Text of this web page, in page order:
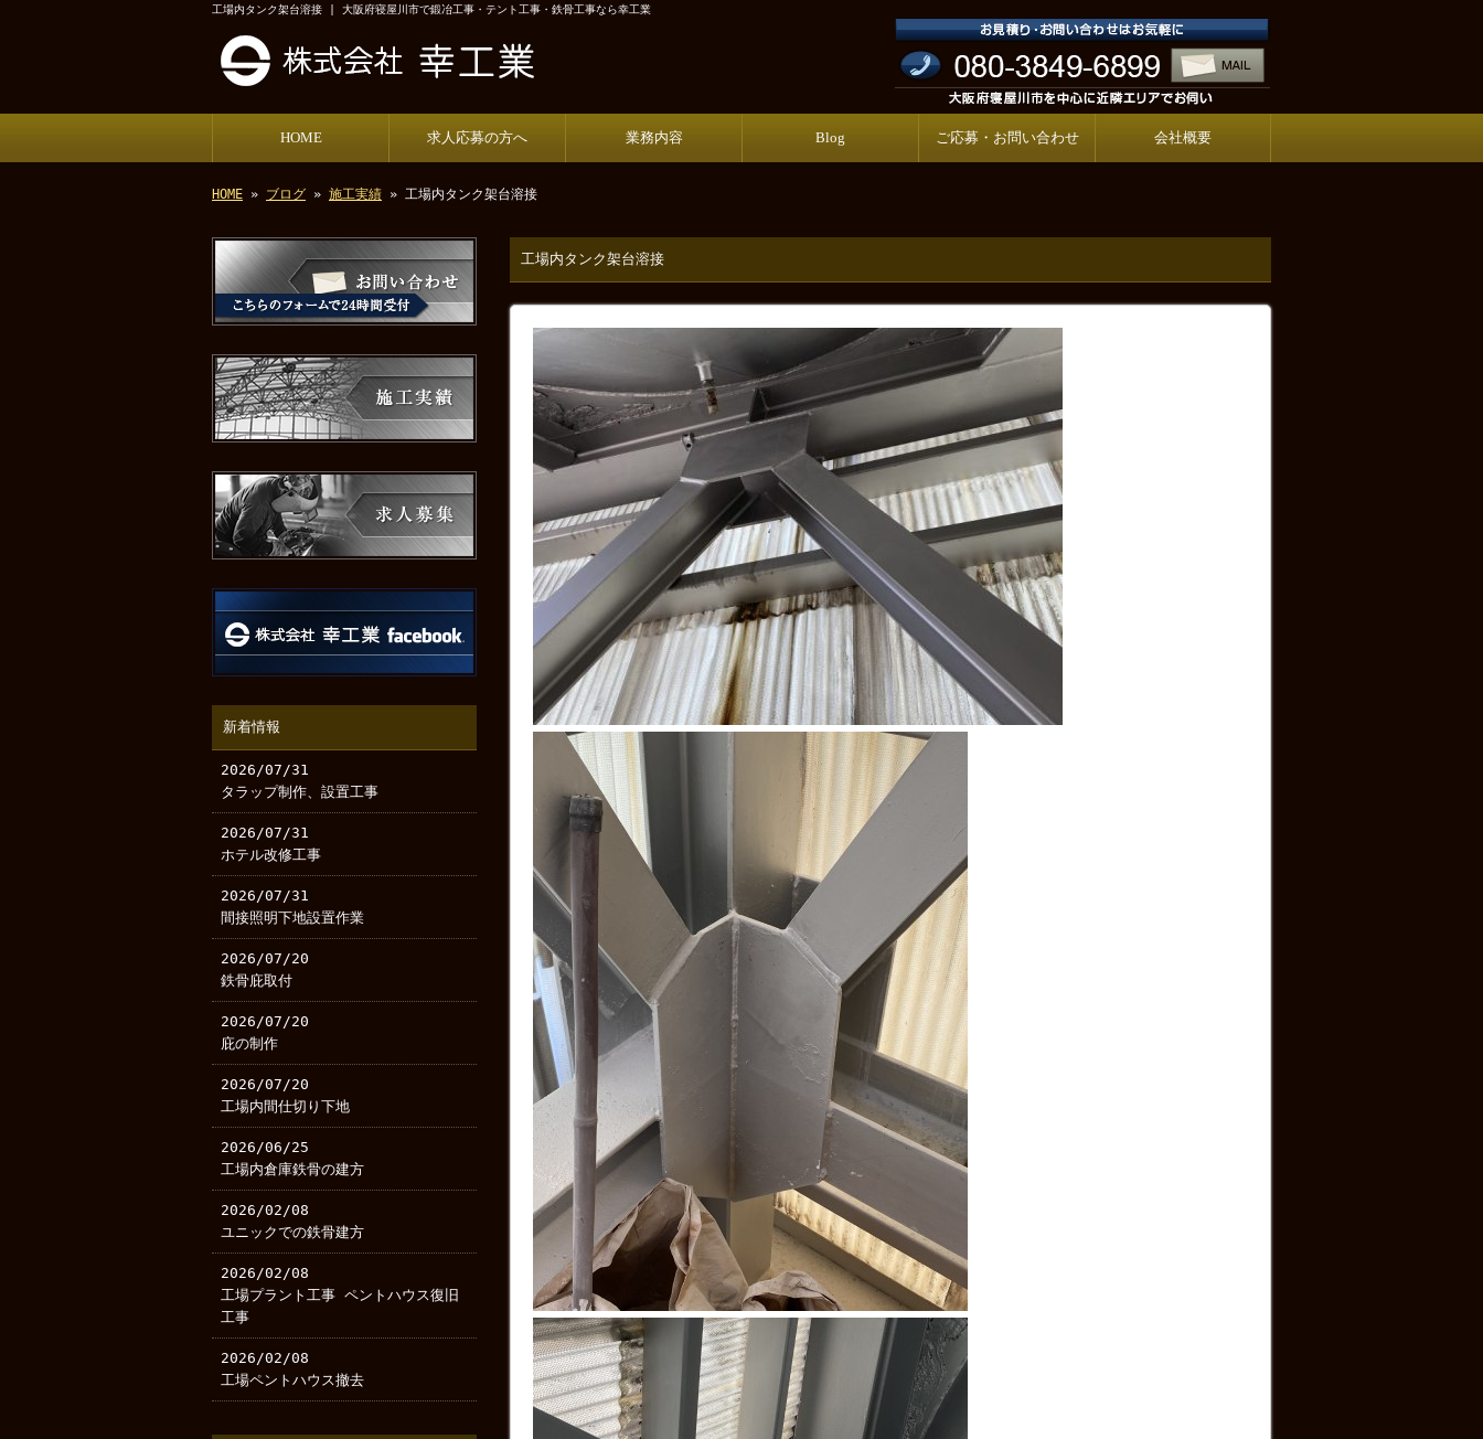
工場内タンク架台溶接 | 大阪府寝屋川市で鍛冶工事・テント工事・鉄骨工事なら幸工業
HOME 求人応募の方へ 業務内容 Blog ご応募・お問い合わせ 会社概要
HOME » ブログ » 施工実績 » 工場内タンク架台溶接
工場内タンク架台溶接
新着情報
2026/07/31
タラップ制作、設置工事
2026/07/31
ホテル改修工事
2026/07/31
間接照明下地設置作業
2026/07/20
鉄骨庇取付
2026/07/20
庇の制作
2026/07/20
工場内間仕切り下地
2026/06/25
工場内倉庫鉄骨の建方
2026/02/08
ユニックでの鉄骨建方
2026/02/08
工場プラント工事 ペントハウス復旧
工事
2026/02/08
工場ペントハウス撤去